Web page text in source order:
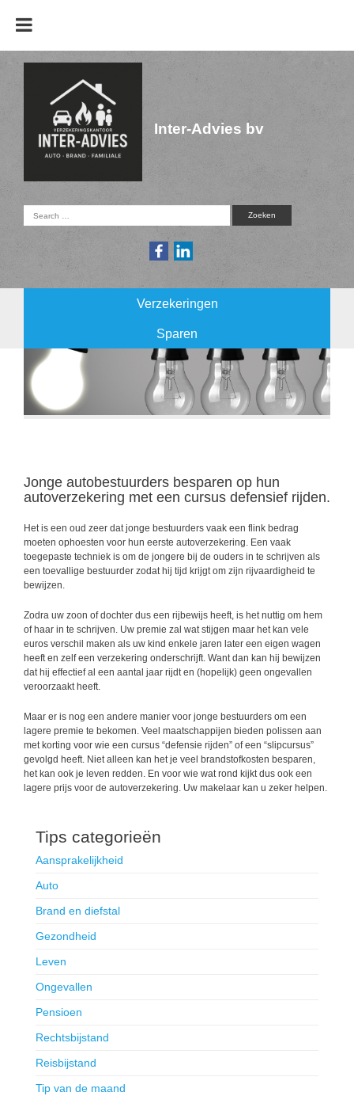
Inter-Advies bv
Verzekeringen
Sparen
Jonge autobestuurders besparen op hun
autoverzekering met een cursus defensief rijden.
Het is een oud zeer dat jonge bestuurders vaak een flink bedrag
moeten ophoesten voor hun eerste autoverzekering. Een vaak
toegepaste techniek is om de jongere bij de ouders in te schrijven als
een toevallige bestuurder zodat hij tijd krijgt om zijn rijvaardigheid te
bewijzen.
Zodra uw zoon of dochter dus een rijbewijs heeft, is het nuttig om hem
of haar in te schrijven. Uw premie zal wat stijgen maar het kan vele
euros verschil maken als uw kind enkele jaren later een eigen wagen
heeft en zelf een verzekering onderschrijft. Want dan kan hij bewijzen
dat hij effectief al een aantal jaar rijdt en (hopelijk) geen ongevallen
veroorzaakt heeft.
Maar er is nog een andere manier voor jonge bestuurders om een
lagere premie te bekomen. Veel maatschappijen bieden polissen aan
met korting voor wie een cursus “defensie rijden” of een “slipcursus”
gevolgd heeft. Niet alleen kan het je veel brandstofkosten besparen,
het kan ook je leven redden. En voor wie wat rond kijkt dus ook een
lagere prijs voor de autoverzekering. Uw makelaar kan u zeker helpen.
Tips categorieën
Aansprakelijkheid
Auto
Brand en diefstal
Gezondheid
Leven
Ongevallen
Pensioen
Rechtsbijstand
Reisbijstand
Tip van de maand